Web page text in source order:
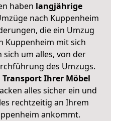
haben langjährige
nach Kuppenheim
die ein Umzug
Kuppenheim mit sich
um alles, von der
des Umzugs.
Ihrer Möbel
alles sicher ein und
rechtzeitig an Ihrem
ankommt.